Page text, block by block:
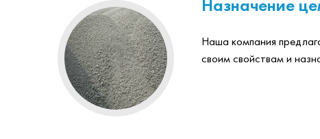
Назначение
Наша компания
своим свойствам и